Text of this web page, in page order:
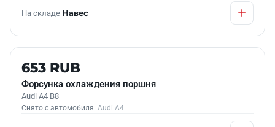
На складе Навес
Б/У В НАЛИЧИИ
653 RUB
Форсунка охлаждения поршня
Audi A4 B8
Снято с автомобиля: Audi A4